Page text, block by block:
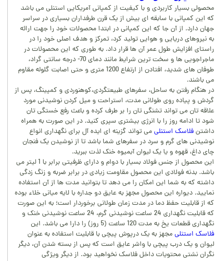
محصولی بسیار کاربردی و با کیفیت از کمپانی آمریکایی استنلی می باشد
که این کمپانی با سابقه ای بیش از یک قرن طرفداران بسیاری در سراسر
جهان دارد. از آن جا که این کمپانی در ابتدا محصولات خود را جهت ارائه
به نیروهای دریایی و هوایی تولید کرد، تمرکز و هدف اصلی خود را در
راستای افزایش طول عمر آن ها قرار داد. به طوری که این محصولات در
ماجراجویی ها و سخت ترین شرایط مانند دمای 70- درجه سانتی گراد،
طوفان های شدید، افتادن از ارتفاع 1200 متری و حتی اصابت گلوله مقاوم
می باشند.
در هنگام رفتن به ساحل، سفرهای طبیعتگردی،کوهنوردی و کمپینگ، پس از
گردش و پیاده روی طولانی مدت، استراحت و میل کردن نوشیدنی مورد
علاقه تان می تواند تشنگی تان را بر طرف کرده و باعث رفع خستگی تان
شود تا ادامه روز را با انرژی بیشتری سپری کنید. در این صورت به همراه
داشتنفلاسک استنلیمی تواند گزینه ای ایده آل برای نگهداری انواع
نوشیدنی های گرم و سرد در سفرهای شما باشد تا از نوشیدن یک فنجان
چای داغ، قهوه و یا یک لیوان آبمیوه خنک لذت ببرید.
این محصول از جنس فولاد بسیار با دوام و دارای ظرفیتی برابر با 1 لیتر می
باشد. بدنه فولادی این محصول مقاومت زیادی در برابر ضربه و زنگ زدگی
داشته که به شما این امکان را می دهد تا بتوانید مدت ها از آن استفاده
نمایید. دیواره این محصول مجهز به عایق دو جداره با لایه میانی خلاء بوده
که از قابلیت حفظ دما در مدت زمان طولانی برخوردار است؛ به این صورت
که قابلیت نگهداری 24 ساعت نوشیدنی گرم، 24 ساعت نوشیدنی خنک و
نگهداری قطعات یخ به مدت 120 ساعت (5 روز) را دارا می باشد. این
فلاسک استنلیمجهز به یک درپوش پیچی با قابلیت استفاده به عنوان
لیوان و یک درب پیچی با واشر عایق است که پس از بسته شدن آن، دیگر
نگران نشتی محتویات داخل فلاسک نخواهید بود. از دیگر ویژگی